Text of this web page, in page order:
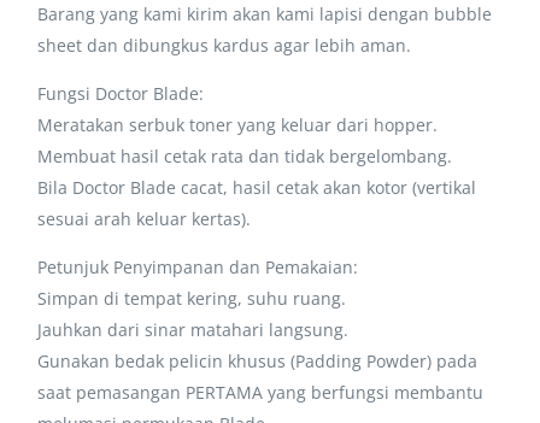
Barang yang kami kirim akan kami lapisi dengan bubble
sheet dan dibungkus kardus agar lebih aman.
Fungsi Doctor Blade:
Meratakan serbuk toner yang keluar dari hopper.
Membuat hasil cetak rata dan tidak bergelombang.
Bila Doctor Blade cacat, hasil cetak akan kotor (vertikal
sesuai arah keluar kertas).
Petunjuk Penyimpanan dan Pemakaian:
Simpan di tempat kering, suhu ruang.
Jauhkan dari sinar matahari langsung.
Gunakan bedak pelicin khusus (Padding Powder) pada
saat pemasangan PERTAMA yang berfungsi membantu